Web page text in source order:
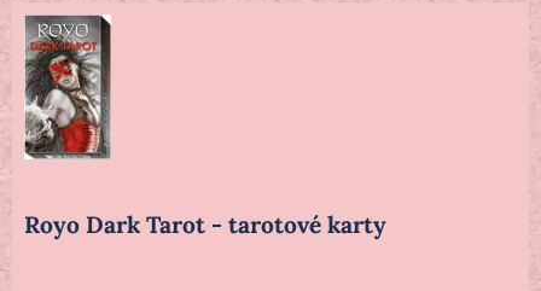
Royo Dark Tarot - tarotové karty